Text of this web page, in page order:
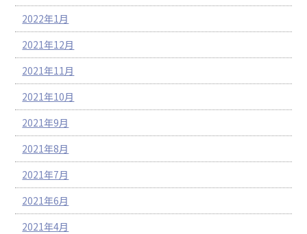
2022年1月
2021年12月
2021年11月
2021年10月
2021年9月
2021年8月
2021年7月
2021年6月
2021年4月